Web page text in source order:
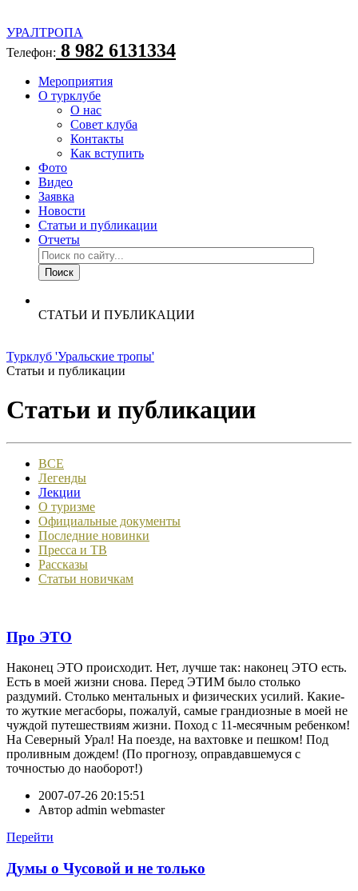
УРАЛТРОПА
Телефон: 8 982 6131334
Мероприятия
О турклубе
О нас
Совет клуба
Контакты
Как вступить
Фото
Видео
Заявка
Новости
Статьи и публикации
Отчеты
СТАТЬИ И ПУБЛИКАЦИИ
Турклуб 'Уральские тропы'
Статьи и публикации
Статьи и публикации
ВСЕ
Легенды
Лекции
О туризме
Официальные документы
Последние новинки
Пресса и ТВ
Рассказы
Статьи новичкам
Про ЭТО
Наконец ЭТО происходит. Нет, лучше так: наконец ЭТО есть.
Есть в моей жизни снова. Перед ЭТИМ было столько
раздумий. Столько ментальных и физических усилий. Какие-
то жуткие мегасборы, пожалуй, самые грандиозные в моей не
чуждой путешествиям жизни. Поход с 11-месячным ребенком!
На Северный Урал! На поезде, на вахтовке и пешком! Под
проливным дождем! (По прогнозу, оправдавшемуся с
точностью до наоборот!)
2007-07-26 20:15:51
Автор admin webmaster
Перейти
Думы о Чусовой и не только